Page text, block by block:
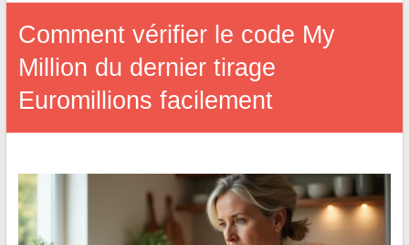
Comment vérifier le code My
Million du dernier tirage
Euromillions facilement